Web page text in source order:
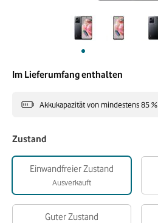
Im Lieferumfang enthalten
Akkukapazität von mindestens 85 %
Zustand
Einwandfreier Zustand
Ausverkauft
Guter Zustand